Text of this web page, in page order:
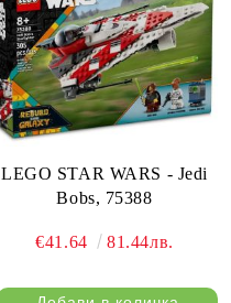
LEGO STAR WARS - Jedi
Bobs, 75388
€41.64 81.44лв.